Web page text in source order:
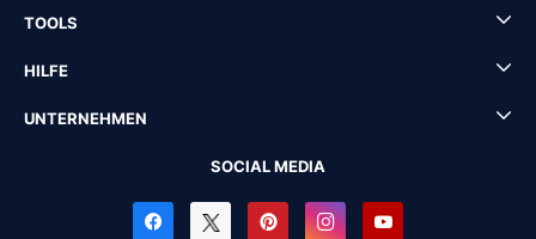
TOOLS
HILFE
UNTERNEHMEN
SOCIAL MEDIA